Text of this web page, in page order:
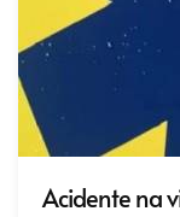
Acidente na